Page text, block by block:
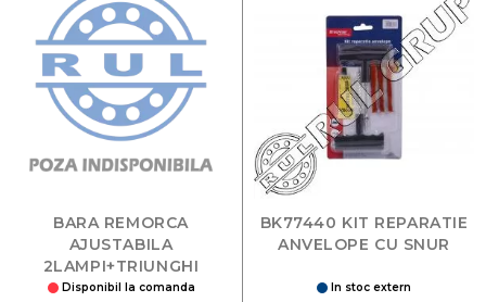
BARA REMORCA
AJUSTABILA
2LAMPI+TRIUNGHI
DISSA79
Disponibil la comanda
BK77440 KIT REPARATIE
ANVELOPE CU SNUR
In stoc extern